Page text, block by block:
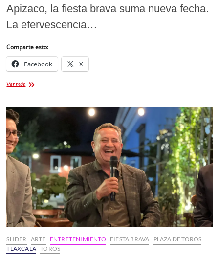
Apizaco, la fiesta brava suma nueva fecha.
La efervescencia…
Comparte esto:
Facebook X
Ver másEl
en
Monumental
de
Apizaco
este
03
de
Mayo
SLIDER ARTE ENTRETENIMIENTO FIESTA BRAVA
PLAZA DE TOROS
TLAXCALA TOROS